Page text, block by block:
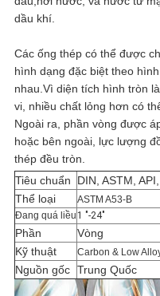
dầu khí.
Các ống thép có thể được
hình dạng đặc biệt theo
nhau.Vì diện tích hình tròn
vi, nhiều chất lỏng hơn có
Ngoài ra, phần vòng được
hoặc bên ngoài, lực lượng
thép đều tròn.
Tiêu chuẩn
DIN, ASTM,
Thể loại
ASTM A53-B
Đang quá liều 1 "-24"
Phần
Vòng
Kỹ thuật
Carbon & Low
Nguồn gốc Trung Quốc